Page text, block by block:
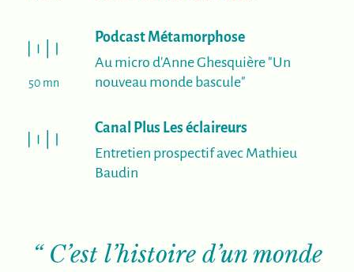
50 mn
Podcast Métamorphose(nouvelle
Au micro d'Anne Ghesquière "Un
nouveau monde bascule"
Canal Plus Les éclaireurs
Entretien prospectif avec Mathieu
Baudin
“ C’est l’histoire d’un monde